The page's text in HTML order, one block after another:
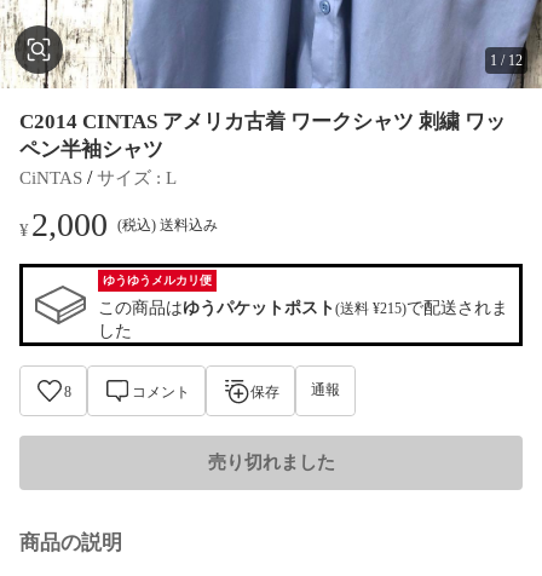
1 / 12
C2014 CINTAS アメリカ古着 ワークシャツ 刺繍 ワッ
ペン半袖シャツ
CiNTAS / サイズ : L
¥2,000 (税込) 送料込み
ゆうゆうメルカリ便
この商品はゆうパケットポスト(送料 ¥215)で配送されま
した
8 コメント 保存 通報
売り切れました
商品の説明